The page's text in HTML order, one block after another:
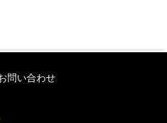
問い合わせ